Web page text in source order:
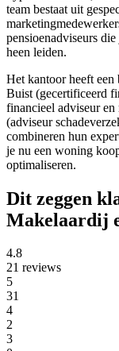
team bestaat uit
pensioenadviseurs
heen leiden.
Het kantoor heeft
Buist (gecertificeerd
financieel adviseur en
(adviseur
combineren hun
je nu een woning
optimaliseren.
Dit zeggen
Makelaardij
4.8
21 reviews
5
31
4
2
3